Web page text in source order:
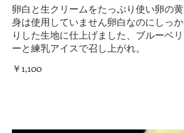
卵白と生クリームをたっぷり使い卵の黄
身は使用していません卵白なのにしっか
りした生地に仕上げました、ブルーベリ
ーと練乳アイスで召し上がれ。
￥1,100